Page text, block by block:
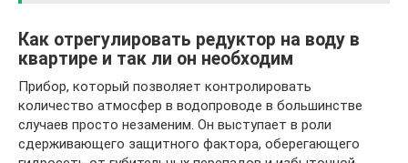
Как отрегулировать редуктор на воду в
квартире и так ли он необходим
Прибор, который позволяет контролировать
количество атмосфер в водопроводе в большинстве
случаев просто незаменим. Он выступает в роли
сдерживающего защитного фактора, оберегающего